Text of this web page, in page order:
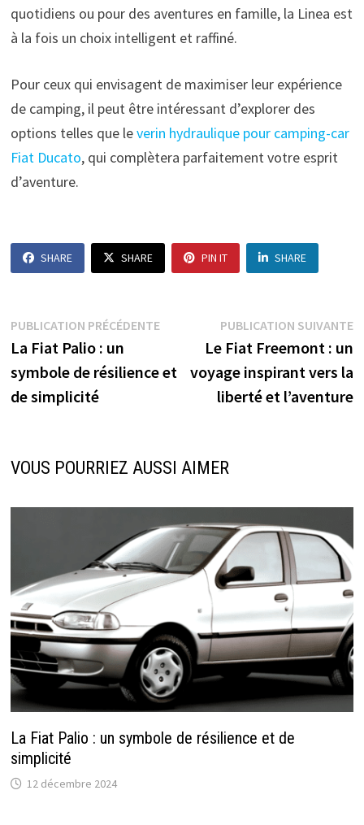
quotidiens ou pour des aventures en famille, la Linea est
à la fois un choix intelligent et raffiné.
Pour ceux qui envisagent de maximiser leur expérience
de camping, il peut être intéressant d’explorer des
options telles que leverin hydraulique pour camping-car
Fiat Ducato, qui complètera parfaitement votre esprit
d’aventure.
SHARE SHARE PIN IT SHARE
Navigation
de
l’article
PUBLICATION PRÉCÉDENTEPublication
précédente :
La Fiat Palio : un
symbole de résilience et
de simplicité
PUBLICATION SUIVANTE
Le Fiat Freemont : un
voyage inspirant vers la
liberté et l’aventure
VOUS POURRIEZ AUSSI AIMER
La Fiat Palio : un symbole de résilience et de
simplicité
12 décembre 2024